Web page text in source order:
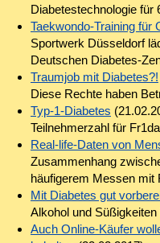
Diabetestechnologie für
Taekwondo-Training für
Sportwerk Düsseldorf
Deutschen Diabetes-
Traumjob mit Diabetes?!
Diese Rechte haben
Typ-1-Diabetes
Teilnehmerzahl für
Real-life-Daten von
Zusammenhang
häufigerem Messen mit
Mit Diabetes gut
Alkohol und
Auch Online-Käufer